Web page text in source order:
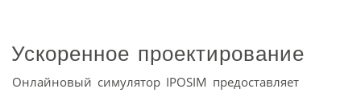
Ускоренное проектирование
Онлайновый симулятор IPOSIM предоставляет